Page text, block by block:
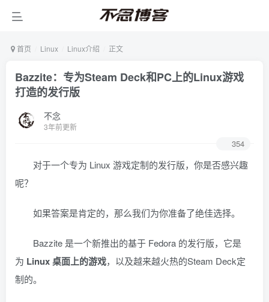
首页 Linux Linux介绍 正文
Bazzite：专为Steam Deck和PC上的Linux游戏
打造的发行版
不念
3年前更新
354
对于一个专为 Linux 游戏定制的发行版，你是否感兴趣
呢？
如果答案是肯定的，那么我们为你准备了绝佳选择。
Bazzite 是一个新推出的基于 Fedora 的发行版，它是
为 Linux 桌面上的游戏，以及越来越火热的Steam Deck定
制的。